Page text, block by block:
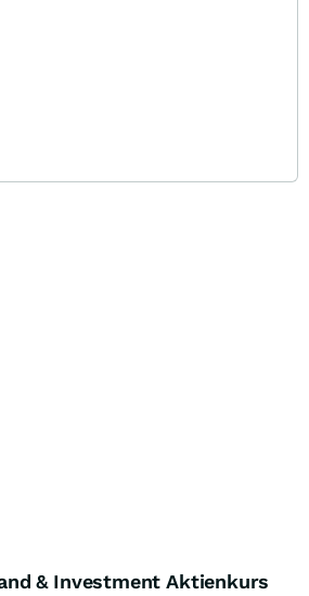
& Investment Aktienkurs